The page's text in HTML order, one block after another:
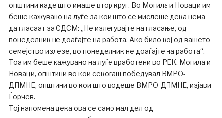
општини каде што имаше втор круг. Во Могила и Новаци им
беше кажувано на луѓе за кои што се мислеше дека нема
да гласаат за СДСМ: „Не излегувајте на гласање, од
понеделник не доаѓајте на работа. Ако било кој од вашето
семејство излезе, во понеделник не доаѓајте на работа“.
Тоа им беше кажувано на луѓе вработени во РЕК. Могила и
Новаци, општини во кои секогаш победувал ВМРО-
ДПМНЕ, општини во кои што водеше ВМРО-ДПМНЕ, изјави
Ѓорчев.
Тој напомена дека ова се само мал дел од